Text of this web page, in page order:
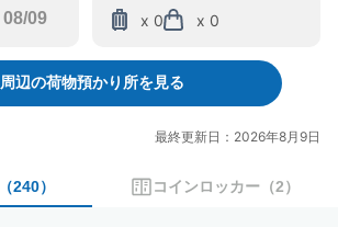
backward
to
interact
and
x 0 x 0
周辺の荷物預かり所を見る
最終更新日：2026年8月9日
（240） コインロッカー （2）